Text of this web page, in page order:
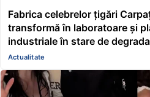
Fabrica celebrelor țigări
transformă în laboratoare și
industriale în stare de
educațional și științific
Actualitate